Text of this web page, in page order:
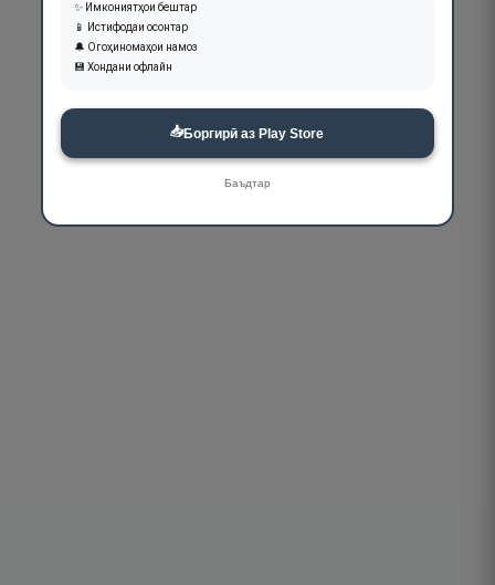
✨ Имкониятҳои бештар
📱 Истифодаи осонтар
🔔 Огоҳиномаҳои намоз
💾 Хондани офлайн
📥Боргирӣ аз Play Store
Баъдтар